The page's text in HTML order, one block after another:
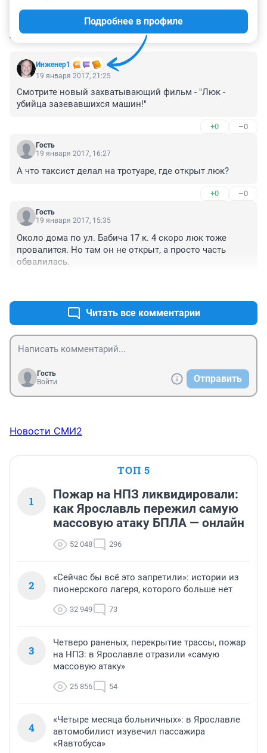
КОММЕНТАРИИ 7
Инженер1
Подробнее в профиле
19 января 2017, 21:25
Смотрите новый захватывающий фильм - "Люк -
убийца зазевавшихся машин!"
+0 –0
Гость
19 января 2017, 16:27
А что таксист делал на тротуаре, где открыт люк?
+0 –0
Гость
19 января 2017, 15:35
Около дома по ул. Бабича 17 к. 4 скоро люк тоже
провалится. Но там он не открыт, а просто часть
обвалилась.
Читать все комментарии
Гость
Войти
Отправить
Новости СМИ2
ТОП 5
1
Пожар на НПЗ ликвидировали:
как Ярославль пережил самую
массовую атаку БПЛА — онлайн
52 048 296
2
«Сейчас бы всё это запретили»: истории из
пионерского лагеря, которого больше нет
32 949 73
3
Четверо раненых, перекрытие трассы, пожар
на НПЗ: в Ярославле отразили «самую
массовую атаку»
25 856 54
4
«Четыре месяца больничных»: в Ярославле
автомобилист изувечил пассажира
«Яавтобуса»